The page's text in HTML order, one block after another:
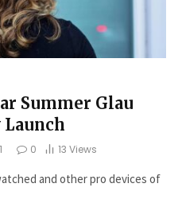
Summer Glau
0 13 Views
and other pro devices of